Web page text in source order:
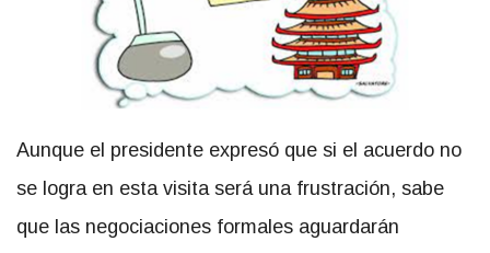
Aunque el presidente expresó que si el acuerdo no
se logra en esta visita será una frustración, sabe
que las negociaciones formales aguardarán